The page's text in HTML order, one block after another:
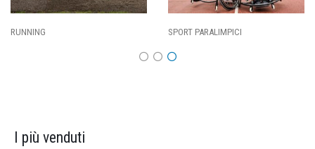
SPORT PARALIMPICI
I più venduti